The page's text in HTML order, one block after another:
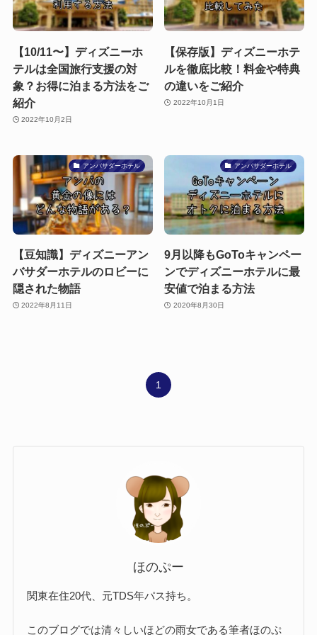
【10/11〜】ディズニーホ
テルは全国旅行支援の対
象？お得に泊まる方法をご
紹介
2022年10月2日
【保存版】ディズニーホテ
ルを徹底比較！料金や特典
の違いをご紹介
2022年10月1日
アンバサダーホテル
【豆知識】ディズニーアン
バサダーホテルのロビーに
隠された物語
2022年8月11日
アンバサダーホテル
9月以降もGoToキャンペー
ンでディズニーホテルに最
安値で泊まる方法
2020年8月30日
1
ほのぷー
関東在住20代、元TDS年パス持ち。
このブログでは清々しいほどの雨女である筆者ほのぷ